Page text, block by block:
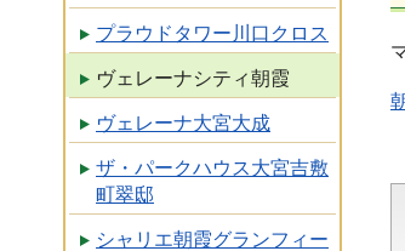
プラウドタワー川口クロス
ヴェレーナシティ朝霞
ヴェレーナ大宮大成
ザ・パークハウス大宮吉敷
町翠邸
シャリエ朝霞グランフィー